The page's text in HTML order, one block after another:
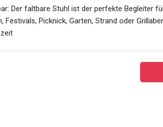
Der faltbare Stuhl ist der perfekte Begleiter
Festivals, Picknick, Garten, Strand oder